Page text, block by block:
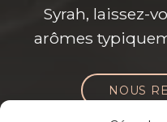
Syrah, laissez-
arômes
NOUS